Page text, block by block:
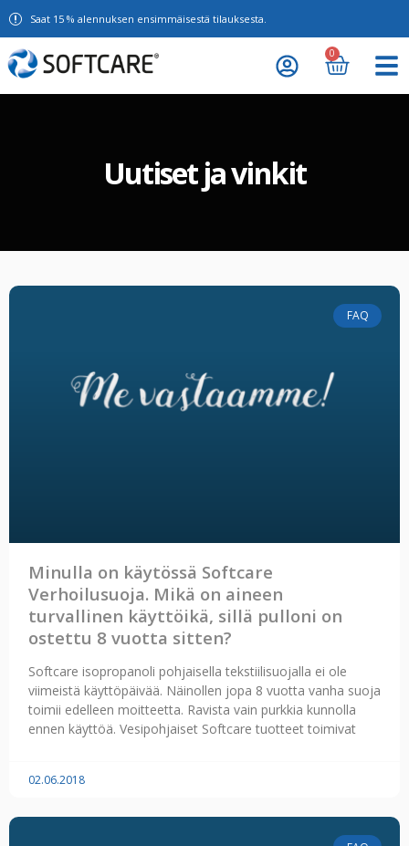
Saat 15 % alennuksen ensimmäisestä tilauksesta.
0
Uutiset ja vinkit
FAQ
Minulla on käytössä Softcare
Verhoilusuoja. Mikä on aineen
turvallinen käyttöikä, sillä pulloni on
ostettu 8 vuotta sitten?
Softcare isopropanoli pohjaisella tekstiilisuojalla ei ole
viimeistä käyttöpäivää. Näinollen jopa 8 vuotta vanha suoja
toimii edelleen moitteetta. Ravista vain purkkia kunnolla
ennen käyttöä. Vesipohjaiset Softcare tuotteet toimivat
02.06.2018